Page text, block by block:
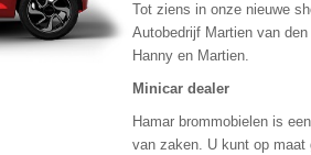
Tot ziens in onze nieuwe
Autobedrijf Martien van
Hanny en Martien.
Minicar dealer
Hamar brommobielen is een
van zaken. U kunt op maat